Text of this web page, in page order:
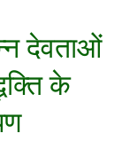
देवताओं
के